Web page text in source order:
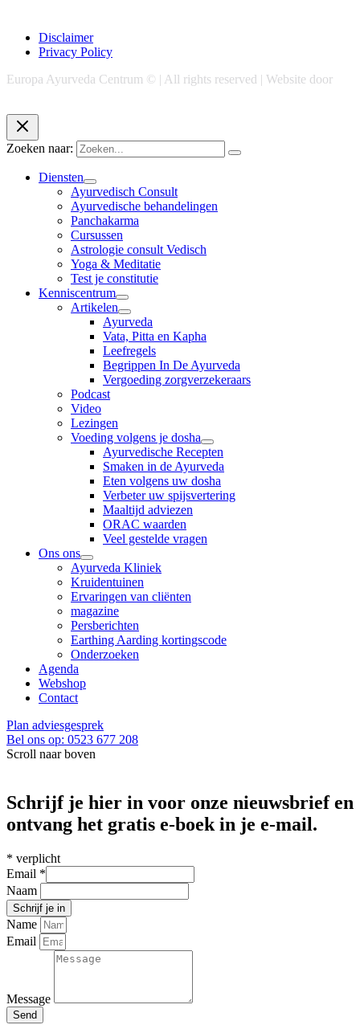
Disclaimer
Privacy Policy
Europa Ayurveda Centrum © | All rights reserved | Website door
Zoeken naar:
Diensten
Ayurvedisch Consult
Ayurvedische behandelingen
Panchakarma
Cursussen
Astrologie consult Vedisch
Yoga & Meditatie
Test je constitutie
Kenniscentrum
Artikelen
Ayurveda
Vata, Pitta en Kapha
Leefregels
Begrippen In De Ayurveda
Vergoeding zorgverzekeraars
Podcast
Video
Lezingen
Voeding volgens je dosha
Ayurvedische Recepten
Smaken in de Ayurveda
Eten volgens uw dosha
Verbeter uw spijsvertering
Maaltijd adviezen
ORAC waarden
Veel gestelde vragen
Ons ons
Ayurveda Kliniek
Kruidentuinen
Ervaringen van cliënten
magazine
Persberichten
Earthing Aarding kortingscode
Onderzoeken
Agenda
Webshop
Contact
Plan adviesgesprek
Bel ons op: 0523 677 208
Scroll naar boven
Schrijf je hier in voor onze nieuwsbrief en
ontvang het gratis e-boek in je e-mail.
* verplicht
Email *
Naam
Name
Email
Message
Send